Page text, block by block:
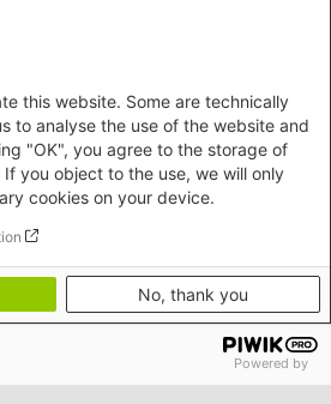
-
Sudan,
Uganda,
Namibia,
menu
Datenschutz
this website. Some are technically
to analyse the use of the website and
"OK", you agree to the storage of
you object to the use, we will only
cookies on your device.
No, thank you
Powered by